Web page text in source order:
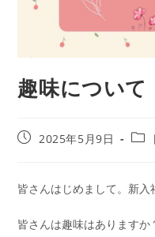
趣味について
2025年5月9日
皆さんはじめまして。新入
皆さんは趣味はありますか